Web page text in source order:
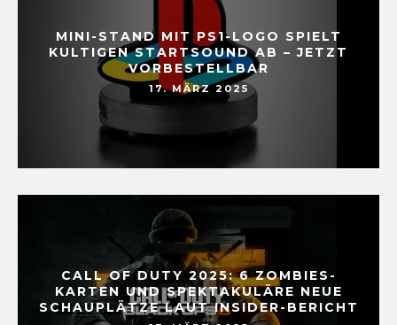
MINI-STAND MIT PS1-LOGO SPIELT
KULTIGEN STARTSOUND AB – JETZT
VORBESTELLBAR
17. MÄRZ 2025
CALL OF DUTY 2025: 6 ZOMBIES-
KARTEN UND SPEKTAKULÄRE NEUE
SCHAUPLÄTZE LAUT INSIDER-BERICHT